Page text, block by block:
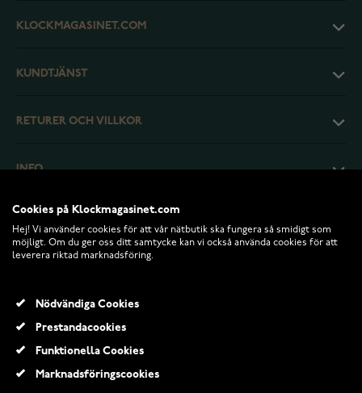
KLOCKMAGASINET.COM
KUNDTJÄNST
RETURER OCH VILLKOR
INFO
Cookies på Klockmagasinet.com
Hej! Vi använder cookies för att vår nätbutik ska fungera så smidigt som
möjligt. Om du ger oss ditt samtycke kan vi också använda cookies för att
leverera riktad marknadsföring.
Nödvändiga Cookies
Prestandacookies
Funktionella Cookies
Marknadsföringscookies